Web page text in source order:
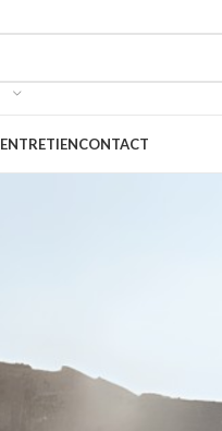
ENTRETIENCONTACT